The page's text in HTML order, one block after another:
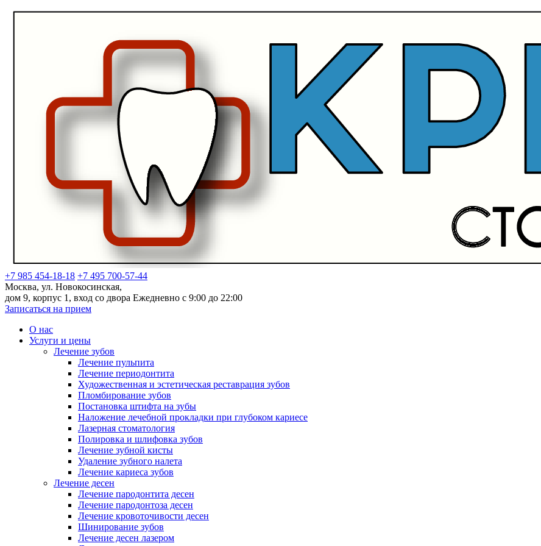
+7 985 454-18-18 +7 495 700-57-44
Москва, ул. Новокосинская,
дом 9, корпус 1, вход со двора Ежедневно с 9:00 до 22:00
Записаться на прием
О нас
Услуги и цены
Лечение зубов
Лечение пульпита
Лечение периодонтита
Художественная и эстетическая реставрация зубов
Пломбирование зубов
Постановка штифта на зубы
Наложение лечебной прокладки при глубоком кариесе
Лазерная стоматология
Полировка и шлифовка зубов
Лечение зубной кисты
Удаление зубного налета
Лечение кариеса зубов
Лечение десен
Лечение пародонтита десен
Лечение пародонтоза десен
Лечение кровоточивости десен
Шинирование зубов
Лечение десен лазером